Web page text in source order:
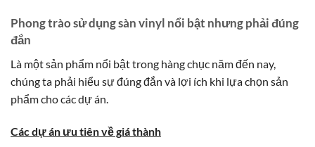
Phong trào sử dụng sàn vinyl nổi bật nhưng phải đúng
đắn
Là một sản phẩm nổi bật trong hàng chục năm đến nay,
chúng ta phải hiểu sự đúng đắn và lợi ích khi lựa chọn sản
phẩm cho các dự án.
Các dự án ưu tiên về giá thành